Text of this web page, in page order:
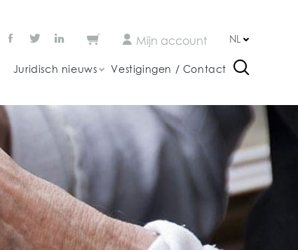
NL
Mijn account
Juridisch nieuws Vestigingen / Contact